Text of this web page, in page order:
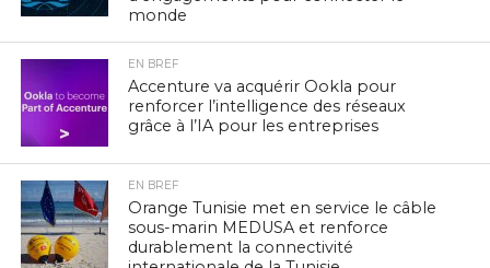
monde
EN BREF
Accenture va acquérir Ookla pour
renforcer l’intelligence des réseaux
grâce à l’IA pour les entreprises
EN BREF
Orange Tunisie met en service le câble
sous-marin MEDUSA et renforce
durablement la connectivité